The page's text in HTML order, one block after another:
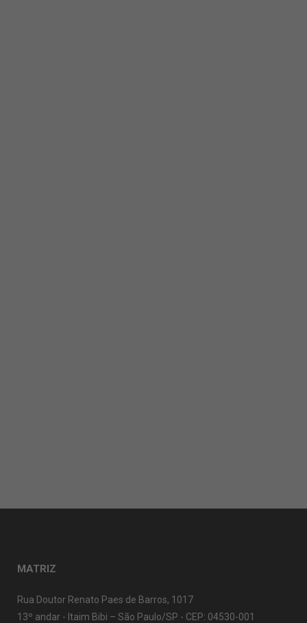
MATRIZ
Rua Doutor Renato Paes de Barros, 1017
13º andar - Itaim Bibi – São Paulo/SP - CEP: 04530-001